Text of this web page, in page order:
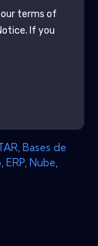
terms of
. If you
Bases de
ERP Nube